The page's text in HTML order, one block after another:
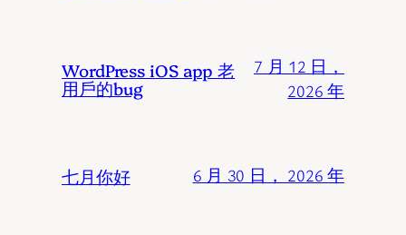
WordPress iOS app 老
用戶的bug
7 月 12 日，
2026 年
七月你好 6 月 30 日， 2026 年